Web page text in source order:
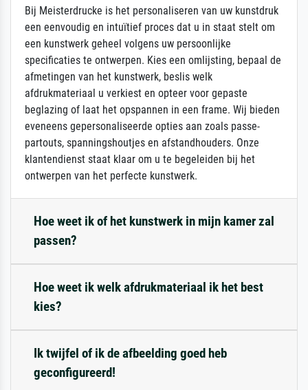
Bij Meisterdrucke is het personaliseren van uw kunstdruk
een eenvoudig en intuïtief proces dat u in staat stelt om
een kunstwerk geheel volgens uw persoonlijke
specificaties te ontwerpen. Kies een omlijsting, bepaal de
afmetingen van het kunstwerk, beslis welk
afdrukmateriaal u verkiest en opteer voor gepaste
beglazing of laat het opspannen in een frame. Wij bieden
eveneens gepersonaliseerde opties aan zoals passe-
partouts, spanningshoutjes en afstandhouders. Onze
klantendienst staat klaar om u te begeleiden bij het
ontwerpen van het perfecte kunstwerk.
Hoe weet ik of het kunstwerk in mijn kamer zal
passen?
Hoe weet ik welk afdrukmateriaal ik het best
kies?
Ik twijfel of ik de afbeelding goed heb
geconfigureerd!